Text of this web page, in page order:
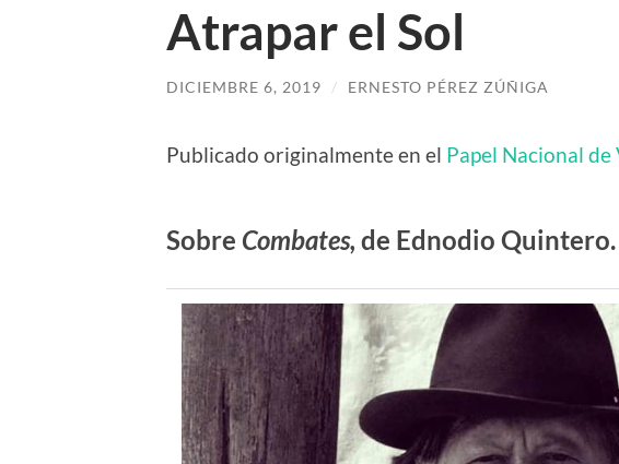
Atrapar el Sol
DICIEMBRE 6, 2019 / ERNESTO PÉREZ ZÚÑIGA
Publicado originalmente en el Papel Nacional de
Sobre Combates, de Ednodio Quintero.